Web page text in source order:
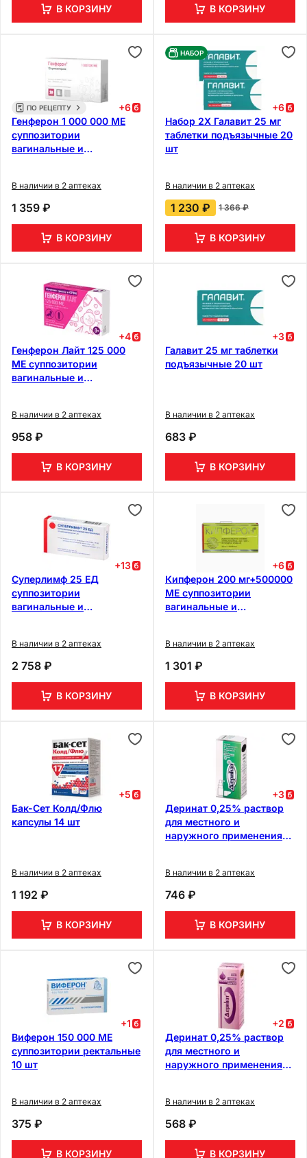
В КОРЗИНУ В КОРЗИНУ
ПО РЕЦЕПТУ +6
Генферон 1 000 000 МЕ
суппозитории
вагинальные и
В наличии в 2 аптеках
1 359 ₽
В КОРЗИНУ
НАБОР
+6
Набор 2Х Галавит 25 мг
таблетки подъязычные 20
шт
В наличии в 2 аптеках
1 230 ₽ 1 366 ₽
В КОРЗИНУ
+4
Генферон Лайт 125 000
МЕ суппозитории
вагинальные и
В наличии в 2 аптеках
958 ₽
В КОРЗИНУ
+3
Галавит 25 мг таблетки
подъязычные 20 шт
В наличии в 2 аптеках
683 ₽
В КОРЗИНУ
+13
Суперлимф 25 ЕД
суппозитории
вагинальные и
В наличии в 2 аптеках
2 758 ₽
В КОРЗИНУ
+6
Кипферон 200 мг+500000
МЕ суппозитории
вагинальные и
В наличии в 2 аптеках
1 301 ₽
В КОРЗИНУ
+5
Бак-Сет Колд/Флю
капсулы 14 шт
В наличии в 2 аптеках
1 192 ₽
В КОРЗИНУ
+3
Деринат 0,25% раствор
для местного и
наружного применения
В наличии в 2 аптеках
746 ₽
В КОРЗИНУ
+1
Виферон 150 000 МЕ
суппозитории ректальные
10 шт
В наличии в 2 аптеках
375 ₽
В КОРЗИНУ
+2
Деринат 0,25% раствор
для местного и
наружного применения
В наличии в 2 аптеках
568 ₽
В КОРЗИНУ